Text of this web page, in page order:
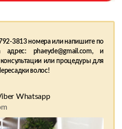
3813 номера или напишите по
phaeyde@gmail.com, и
или процедуры для
волос!
Whatsapp